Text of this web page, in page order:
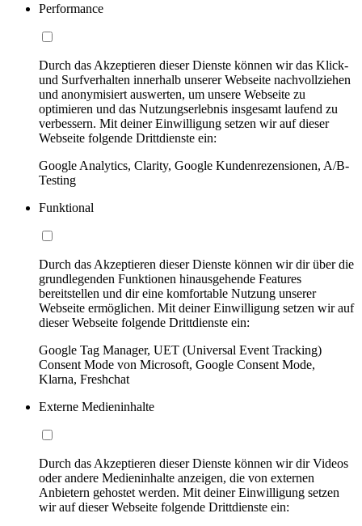
Performance
Durch das Akzeptieren dieser Dienste können wir das Klick-
und Surfverhalten innerhalb unserer Webseite nachvollziehen
und anonymisiert auswerten, um unsere Webseite zu
optimieren und das Nutzungserlebnis insgesamt laufend zu
verbessern. Mit deiner Einwilligung setzen wir auf dieser
Webseite folgende Drittdienste ein:
Google Analytics, Clarity, Google Kundenrezensionen, A/B-
Testing
Funktional
Durch das Akzeptieren dieser Dienste können wir dir über die
grundlegenden Funktionen hinausgehende Features
bereitstellen und dir eine komfortable Nutzung unserer
Webseite ermöglichen. Mit deiner Einwilligung setzen wir auf
dieser Webseite folgende Drittdienste ein:
Google Tag Manager, UET (Universal Event Tracking)
Consent Mode von Microsoft, Google Consent Mode,
Klarna, Freshchat
Externe Medieninhalte
Durch das Akzeptieren dieser Dienste können wir dir Videos
oder andere Medieninhalte anzeigen, die von externen
Anbietern gehostet werden. Mit deiner Einwilligung setzen
wir auf dieser Webseite folgende Drittdienste ein: